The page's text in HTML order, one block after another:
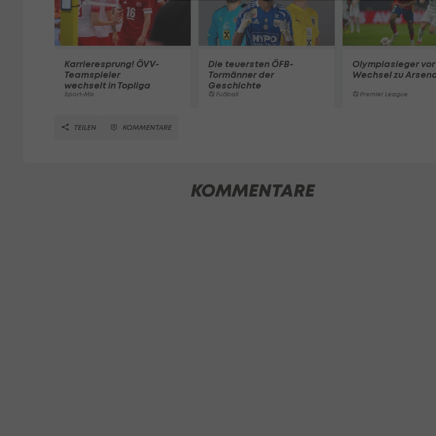
Karrieresprung! ÖVV-
Teamspieler
wechselt in Topliga
Sport-Mix
Die teuersten ÖFB-
Tormänner der
Geschichte
Fußball
Olympiasieger vor
Wechsel zu
Premier League
TEILEN KOMMENTARE
KOMMENTARE